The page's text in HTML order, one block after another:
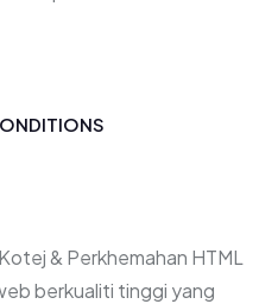
& Perkhemahan HTML
berkualiti tinggi yang